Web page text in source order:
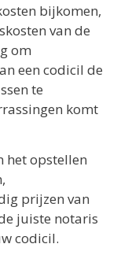
bijkomen,
van de
om
een codicil de
te
komt
het opstellen
prijzen van
juiste notaris
codicil.